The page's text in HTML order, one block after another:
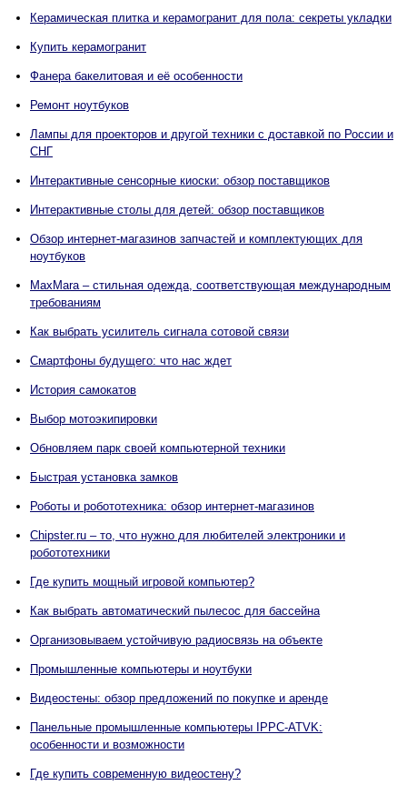
Керамическая плитка и керамогранит для пола: секреты укладки
Купить керамогранит
Фанера бакелитовая и её особенности
Ремонт ноутбуков
Лампы для проекторов и другой техники с доставкой по России и
СНГ
Интерактивные сенсорные киоски: обзор поставщиков
Интерактивные столы для детей: обзор поставщиков
Обзор интернет-магазинов запчастей и комплектующих для
ноутбуков
MaxMara – стильная одежда, соответствующая международным
требованиям
Как выбрать усилитель сигнала сотовой связи
Смартфоны будущего: что нас ждет
История самокатов
Выбор мотоэкипировки
Обновляем парк своей компьютерной техники
Быстрая установка замков
Роботы и робототехника: обзор интернет-магазинов
Chipster.ru – то, что нужно для любителей электроники и
робототехники
Где купить мощный игровой компьютер?
Как выбрать автоматический пылесос для бассейна
Организовываем устойчивую радиосвязь на объекте
Промышленные компьютеры и ноутбуки
Видеостены: обзор предложений по покупке и аренде
Панельные промышленные компьютеры IPPC-ATVK:
особенности и возможности
Где купить современную видеостену?